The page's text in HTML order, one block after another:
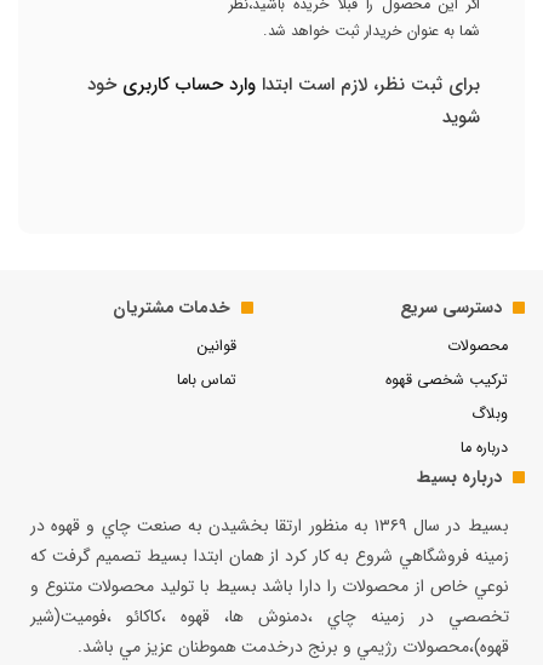
شما به عنوان خریدار ثبت خواهد شد.
برای ثبت نظر، لازم است ابتدا وارد حساب کاربریخود
شوید
دسترسی سریع
محصولات
ترکیب شخصی قهوه
وبلاگ
درباره ما
خدمات مشتریان
قوانین
تماس باما
درباره بسیط
بسيط در سال ۱۳۶۹ به منظور ارتقا بخشيدن به صنعت چاي و قهوه در
زمينه فروشگاهي شروع به كار كرد از همان ابتدا بسيط تصميم گرفت كه
نوعي خاص از محصولات را دارا باشد بسيط با توليد محصولات متنوع و
تخصصي در زمينه چاي ،دمنوش ها، قهوه ،كاكائو ،فوميت(شير
قهوه)،محصولات رژيمي و برنج درخدمت هموطنان عزيز مي باشد.